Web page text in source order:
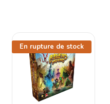
En rupture de stock